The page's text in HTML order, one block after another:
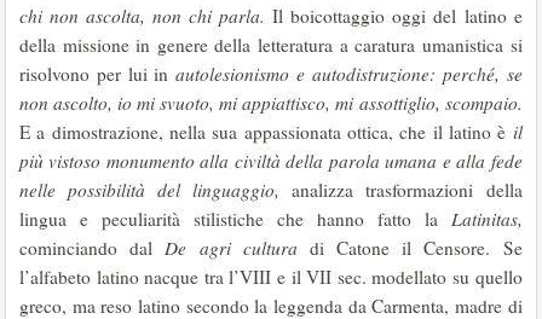
chi non ascolta, non chi parla. Il boicottaggio oggi del latino e
della missione in genere della letteratura a caratura umanistica si
risolvono per lui inautolesionismo e autodistruzione: perché, se
non ascolto, io mi svuoto, mi appiattisco, mi assottiglio, scompaio.
E a dimostrazione, nella sua appassionata ottica, che il latino è il
più vistoso monumento alla civiltà della parola umana e alla fede
nelle possibilità del linguaggio, analizza trasformazioni della
lingua e peculiarità stilistiche che hanno fatto la Latinitas,
cominciando dalDe agri cultura di Catone il Censore. Se
l’alfabeto latino nacque tra l’VIII e il VII sec. modellato su quello
greco, ma reso latino secondo la leggenda da Carmenta, madre di